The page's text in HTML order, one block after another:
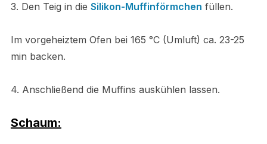
3. Den Teig in die Silikon-Muffinförmchen füllen.
Im vorgeheiztem Ofen bei 165 °C (Umluft) ca. 23-25
min backen.
4. Anschließend die Muffins auskühlen lassen.
Schaum: